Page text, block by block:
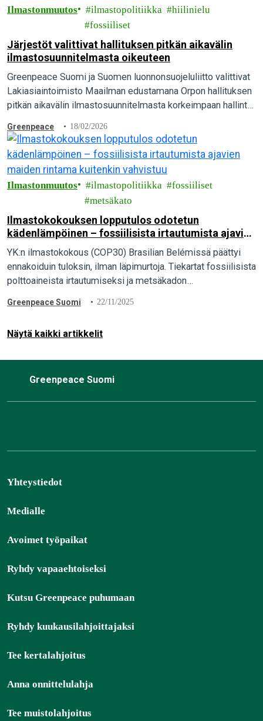
Ilmastonmuutos ilmastopolitiikka
hiilinielu
fossiiliset
Järjestöt valittivat hallituksen pitkän aikavälin
ilmastosuunnitelmasta oikeuteen
Greenpeace Suomi ja Suomen luonnonsuojeluliitto valittivat
Lakiasiaintoimisto Maailman edustamana Orpon hallituksen
pitkän aikavälin ilmastosuunnitelmasta korkeimpaan hallinto-
mutta pääministeri Orpon hallituksen suunnitelmalla siihen ei
päästä…
Greenpeace 18/02/2026
Ilmastonmuutos ilmastopolitiikka
fossiiliset
metsäkato
Ilmastokokouksen lopputulos odotetun
kädenlämpöinen – fossiilisista irtautumista ajavien
maiden rintama kuitenkin vahvistuu
YK:n ilmastokokous (COP30) Brasilian Belémissä päättyi
ennakoiduin tuloksin, ilman läpimurtoja. Tiekartat fossiilisista
polttoaineista irtautumiseksi ja metsäkadon
indikaattoreita ja rahoitusta koskevat päätökset heikoiksi.
Greenpeace Suomi 22/11/2025
Näytä kaikki artikkelit
Greenpeace Suomi
Yhteystiedot
Medialle
Avoimet työpaikat
Ryhdy vapaaehtoiseksi
Kutsu Greenpeace puhumaan
Ryhdy kuukausilahjoittajaksi
Tee kertalahjoitus
Anna onnittelulahja
Tee muistolahjoitus